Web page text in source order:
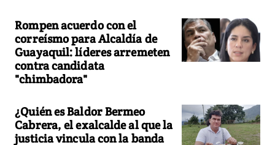
Rompen acuerdo con el
correísmo para Alcaldía de
Guayaquil: líderes arremeten
contra candidata
"chimbadora"
¿Quién es Baldor Bermeo
Cabrera, el exalcalde al que la
justicia vincula con la banda